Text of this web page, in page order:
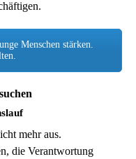
Menschen stärken.
mehr aus.
die Verantwortung